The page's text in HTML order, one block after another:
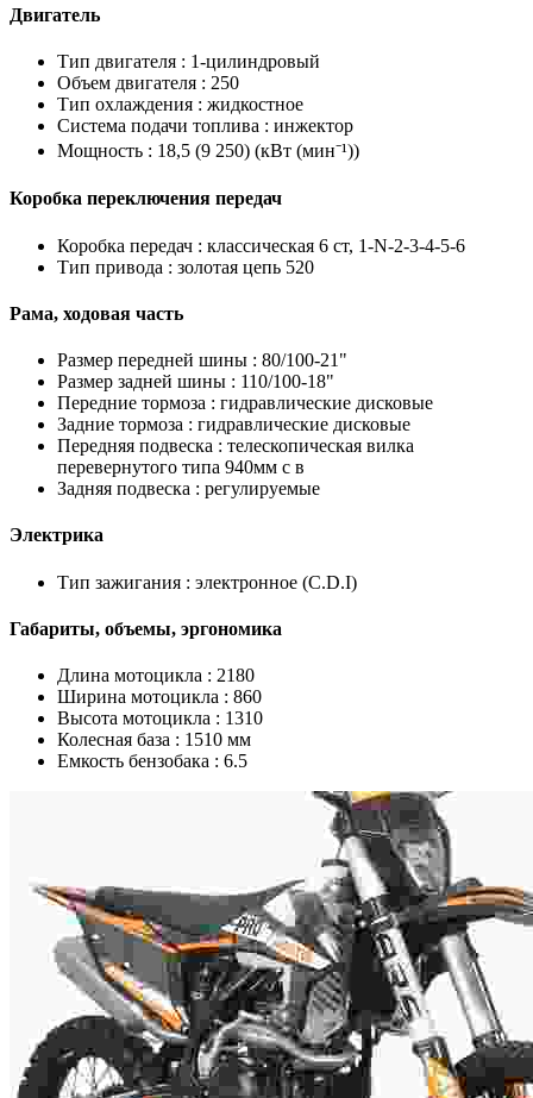
Двигатель
Тип двигателя : 1-цилиндровый
Объем двигателя : 250
Тип охлаждения : жидкостное
Система подачи топлива : инжектор
Мощность : 18,5 (9 250) (кВт (мин⁻¹))
Коробка переключения передач
Коробка передач : классическая 6 ст, 1-N-2-3-4-5-6
Тип привода : золотая цепь 520
Рама, ходовая часть
Размер передней шины : 80/100-21"
Размер задней шины : 110/100-18"
Передние тормоза : гидравлические дисковые
Задние тормоза : гидравлические дисковые
Передняя подвеска : телескопическая вилка
перевернутого типа 940мм с в
Задняя подвеска : регулируемые
Электрика
Тип зажигания : электронное (C.D.I)
Габариты, объемы, эргономика
Длина мотоцикла : 2180
Ширина мотоцикла : 860
Высота мотоцикла : 1310
Колесная база : 1510 мм
Емкость бензобака : 6.5